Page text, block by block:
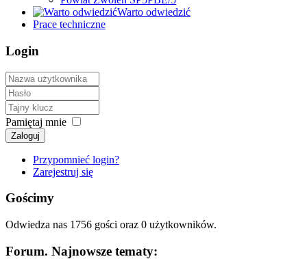
Warto odwiedzić
Prace techniczne
Login
Pamiętaj mnie
Zaloguj
Przypomnieć login?
Zarejestruj się
Gościmy
Odwiedza nas 1756 gości oraz 0 użytkowników.
Forum. Najnowsze tematy: